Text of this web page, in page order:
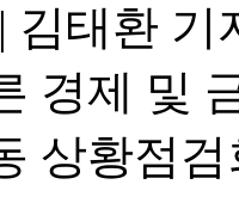
김태환 기
경제 및
상황점